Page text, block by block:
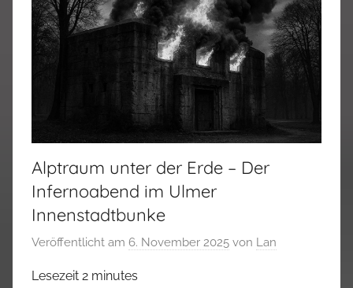
Alptraum unter der Erde – Der
Infernoabend im Ulmer
Innenstadtbunke
Veröffentlicht am 6. November 2025 von Lan
Lesezeit 2 minutes